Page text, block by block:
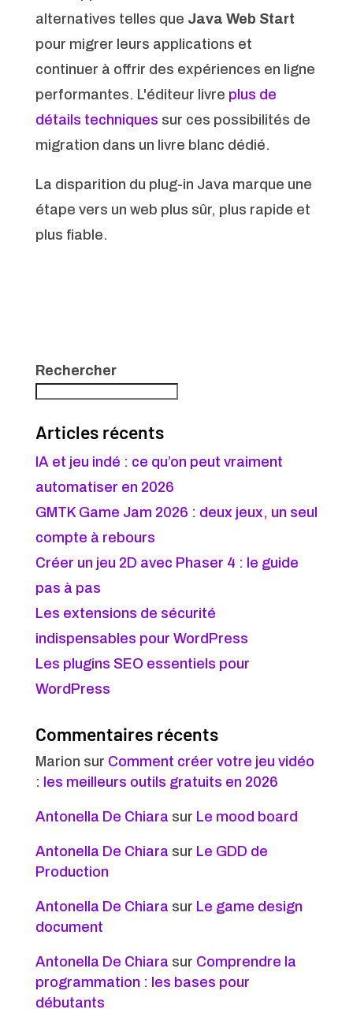
alternatives telles que Java Web Start
pour migrer leurs applications et
continuer à offrir des expériences en ligne
performantes. L'éditeur livre plus de
détails techniques sur ces possibilités de
migration dans un livre blanc dédié.
La disparition du plug-in Java marque une
étape vers un web plus sûr, plus rapide et
plus fiable.
Rechercher
Articles récents
IA et jeu indé : ce qu’on peut vraiment
automatiser en 2026
GMTK Game Jam 2026 : deux jeux, un seul
compte à rebours
Créer un jeu 2D avec Phaser 4 : le guide
pas à pas
Les extensions de sécurité
indispensables pour WordPress
Les plugins SEO essentiels pour
WordPress
Commentaires récents
Marion sur Comment créer votre jeu vidéo
: les meilleurs outils gratuits en 2026
Antonella De Chiara sur Le mood board
Antonella De Chiara sur Le GDD de
Production
Antonella De Chiara sur Le game design
document
Antonella De Chiara sur Comprendre la
programmation : les bases pour
débutants